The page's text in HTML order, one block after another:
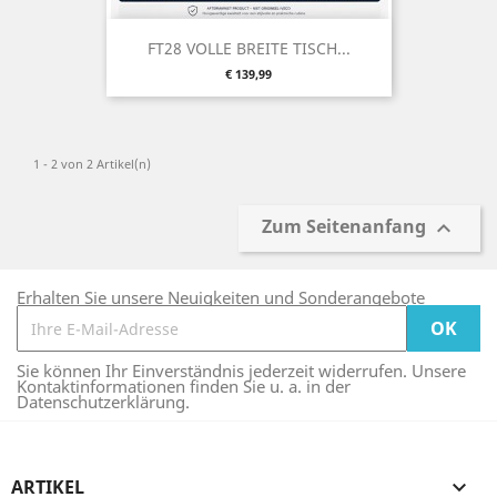
FT28 VOLLE BREITE TISCH...
Preis
€ 139,99
1 - 2 von 2 Artikel(n)
Zum Seitenanfang 
Erhalten Sie unsere Neuigkeiten und Sonderangebote
Sie können Ihr Einverständnis jederzeit widerrufen. Unsere
Kontaktinformationen finden Sie u. a. in der
Datenschutzerklärung.
ARTIKEL 